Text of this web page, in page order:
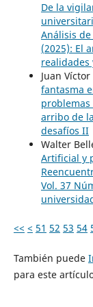
De la
Análisis
(2025): El
realidades
Juan
fantasma
problemas
arribo de
desafíos II
Walter
Artificial y
Vol. 37
<< < 51 52 53 54
También puede
para este